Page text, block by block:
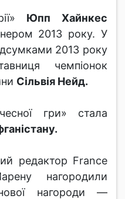
Юпп Хайнкес
2013 року. У
2013 року
чемпіонок
Сільвія Нейд.
гри» стала
редактор France
нагородили
нагороди —